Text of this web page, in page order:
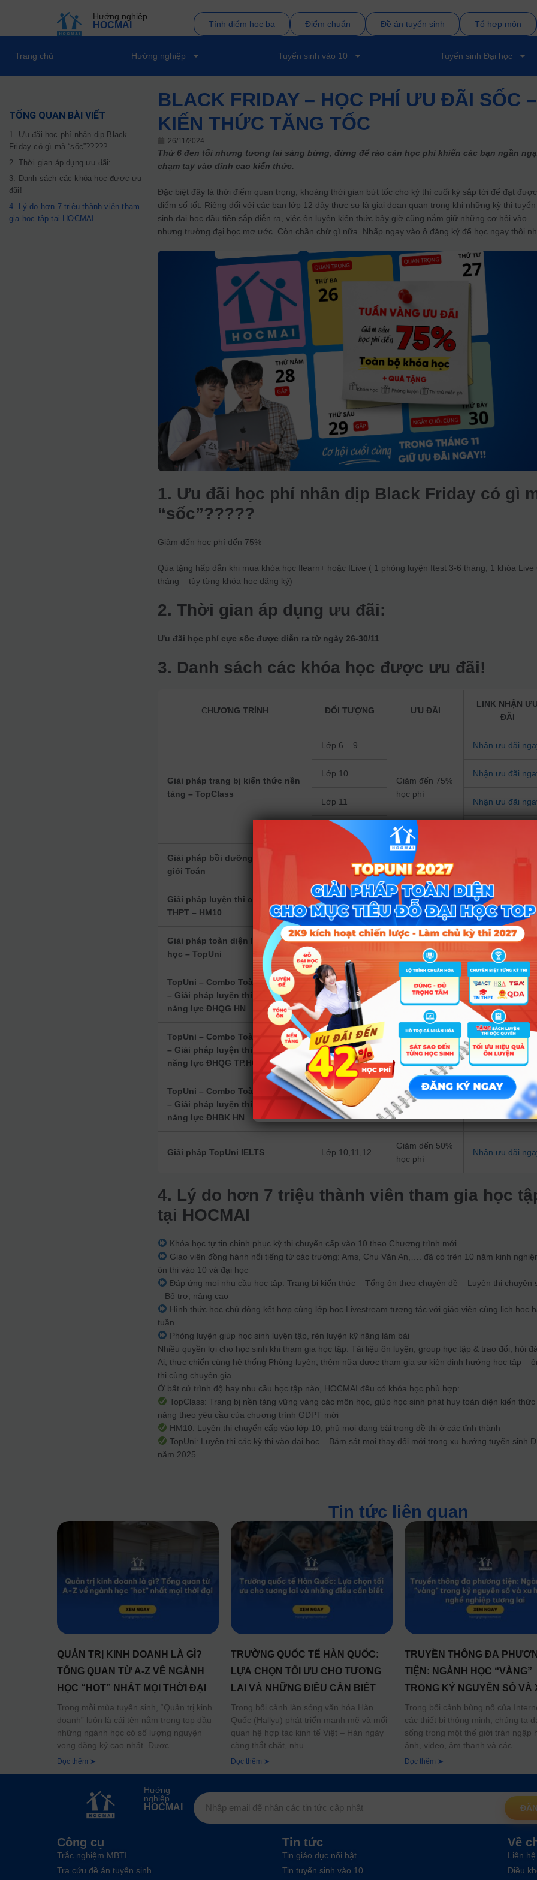
Hướng nghiệp
HOCMAI Tính điểm học bạ Điểm chuẩn Đề án tuyển sinh Tổ hợp môn
Trang chủ Hướng nghiệp Tuyển sinh vào 10 Tuyển sinh Đại học
TỔNG QUAN BÀI VIẾT
1. Ưu đãi học phí nhân dịp Black
Friday có gì mà “sốc”?????
2. Thời gian áp dụng ưu đãi:
3. Danh sách các khóa học được ưu
đãi!
4. Lý do hơn 7 triệu thành viên tham
gia học tập tại HOCMAI
BLACK FRIDAY – HỌC PHÍ ƯU ĐÃI SỐC –
KIẾN THỨC TĂNG TỐC
26/11/2024
Thứ 6 đen tối nhưng tương lai sáng bừng, đừng để rào cản học phí khiến các bạn ngần
chạm tay vào đỉnh cao kiến thức.
Đặc biệt đây là thời điểm quan trọng, khoảng thời gian bứt tốc cho kỳ thì cuối kỳ sắp tới để đạt được
điểm số tốt. Riêng đối với các bạn lớp 12 đây thực sự là giai đoạn quan trọng khi những kỳ thi tuyển
sinh đại học đầu tiên sắp diễn ra, việc ôn luyện kiến thức bây giờ cũng nắm giữ những cơ hội vào
nhưng trường đại học mơ ước. Còn chần chừ gì nữa. Nhấp ngay vào ô đăng ký để học ngay thôi
1. Ưu đãi học phí nhân dịp Black Friday có gì
“sốc”?????
Giảm đến học phí đến 75%
Qùa tặng hấp dẫn khi mua khóa học Ilearn+ hoặc ILive ( 1 phòng luyện Itest 3-6 tháng, 1 khóa Live
tháng – tùy từng khóa học đăng ký)
2. Thời gian áp dụng ưu đãi:
Ưu đãi học phí cực sốc được diễn ra từ ngày 26-30/11
3. Danh sách các khóa học được ưu đãi!
CHƯƠNG TRÌNH ĐỐI TƯỢNG ƯU ĐÃI
LINK NHẬN ƯU
ĐÃI
Giải pháp trang bị kiến thức nền
tảng – TopClass
Lớp 6 – 9
Giảm đến 75%
học phí
Nhận ưu đãi
Lớp 10 Nhận ưu đãi
Lớp 11 Nhận ưu đãi
Lớp 12
Giải pháp bồi dưỡng học sinh
giỏi Toán
Giảm đến 50%
học phí
Nhận ưu đãi ngay
Giải pháp luyện thi chuyển cấp
THPT – HM10
Lớp 9
Giảm đến 50%
học phí
Nhận ưu đãi ngay
Giải pháp toàn diện luyện thi Đại
học – TopUni
Giảm đến 58%
học phí
Nhận ưu đãi ngay
TopUni – Combo Toàn diện HSA
– Giải pháp luyện thi Đánh giá
năng lực ĐHQG HN
Lớp 12
Giảm dến 53%
học phí
Nhận ưu đãi ngay
TopUni – Combo Toàn diện APT
– Giải pháp luyện thi Đánh giá
năng lực ĐHQG TP.HCM
Lớp 12
Giảm dến 53%
học phí
Nhận ưu đãi ngay
TopUni – Combo Toàn diện TSA
– Giải pháp luyện thi Đánh giá
năng lực ĐHBK HN
Lớp 12
Giảm dến 50%
học phí
Nhận ưu đãi
Giải pháp TopUni IELTS Lớp 10,11,12
Giảm dến 50%
học phí
Nhận ưu đãi
4. Lý do hơn 7 triệu thành viên tham gia học
tại HOCMAI
Khóa học tự tin chinh phục kỳ thi chuyển cấp vào 10 theo Chương trình mới
Giáo viên đồng hành nổi tiếng từ các trường: Ams, Chu Văn An,…. đã có trên 10 năm kinh
ôn thi vào 10 và đại học
Đáp ứng mọi nhu cầu học tập: Trang bị kiến thức – Tổng ôn theo chuyên đề – Luyện thi chuyên
– Bổ trợ, nâng cao
Hình thức học chủ động kết hợp cùng lớp học Livestream tương tác với giáo viên cùng lịch học
tuần
Phòng luyện giúp học sinh luyện tập, rèn luyện kỹ năng làm bài
Nhiều quyền lợi cho học sinh khi tham gia học tập: Tài liệu ôn luyện, group học tập & trao đổi, hỏi
Ai, thực chiến cùng hệ thống Phòng luyện, thêm nữa được tham gia sự kiện định hướng học tập –
thi cùng chuyên gia.
Ở bất cứ trình độ hay nhu cầu học tập nào, HOCMAI đều có khóa học phù hợp:
TopClass: Trang bị nền tảng vững vàng các môn học, giúp học sinh phát huy toàn diện kiến
năng theo yêu cầu của chương trình GDPT mới
HM10: Luyện thi chuyển cấp vào lớp 10, phủ mọi dạng bài trong đề thi ở các tỉnh thành
TopUni: Luyện thi các kỳ thi vào đại học – Bám sát mọi thay đổi mới trong xu hướng tuyển sinh
năm 2025
Tin tức liên quan
QUẢN TRỊ KINH DOANH LÀ GÌ?
TỔNG QUAN TỪ A-Z VỀ NGÀNH
HỌC “HOT” NHẤT MỌI THỜI ĐẠI
Trong mỗi mùa tuyển sinh, “Quản trị kinh
doanh” luôn là cái tên nằm trong top đầu
những ngành học có số lượng nguyện
vọng đăng ký cao nhất. Được
Đọc thêm ➤
TRƯỜNG QUỐC TẾ HÀN QUỐC:
LỰA CHỌN TỐI ƯU CHO TƯƠNG
LAI VÀ NHỮNG ĐIỀU CẦN BIẾT
Trong bối cảnh làn sóng văn hóa Hàn
Quốc (Hallyu) phát triển mạnh mẽ và mối
quan hệ hợp tác kinh tế Việt – Hàn ngày
càng thắt chặt, nhu
Đọc thêm ➤
TRUYỀN THÔNG ĐA
TIỆN: NGÀNH HỌC “VÀNG”
TRONG KỶ NGUYÊN SỐ VÀ
HƯỚNG NGHỀ NGHIỆP
LAI
Trong bối cảnh bùng nổ của
các thiết bị thông minh, chúng ta
sống trong một thế giới tràn ngập
ảnh, video, âm thanh và các
Đọc thêm ➤
Hướng
nghiệp
HOCMAI
Công cụ
Trắc nghiệm MBTI
Tra cứu đề án tuyển sinh
Tin tức
Tin giáo dục nổi bật
Tin tuyển sinh vào 10
Về
Liên hệ
Điều